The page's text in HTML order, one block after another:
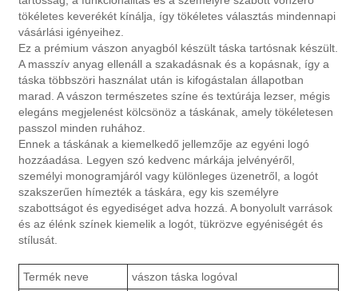
tökéletes keverékét kínálja, így tökéletes választás mindennapi
vásárlási igényeihez.
Ez a prémium vászon anyagból készült táska tartósnak készült.
A masszív anyag ellenáll a szakadásnak és a kopásnak, így a
táska többszöri használat után is kifogástalan állapotban
marad. A vászon természetes színe és textúrája lezser, mégis
elegáns megjelenést kölcsönöz a táskának, amely tökéletesen
passzol minden ruhához.
Ennek a táskának a kiemelkedő jellemzője az egyéni logó
hozzáadása. Legyen szó kedvenc márkája jelvényéről,
személyi monogramjáról vagy különleges üzenetről, a logót
szakszerűen hímezték a táskára, egy kis személyre
szabottságot és egyediséget adva hozzá. A bonyolult varrások
és az élénk színek kiemelik a logót, tükrözve egyéniségét és
stílusát.
Termék neve
vászon táska logóval